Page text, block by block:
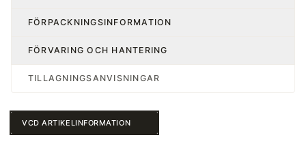
FÖRPACKNINGSINFORMATION
FÖRVARING OCH HANTERING
TILLAGNINGSANVISNINGAR
VCD ARTIKELINFORMATION